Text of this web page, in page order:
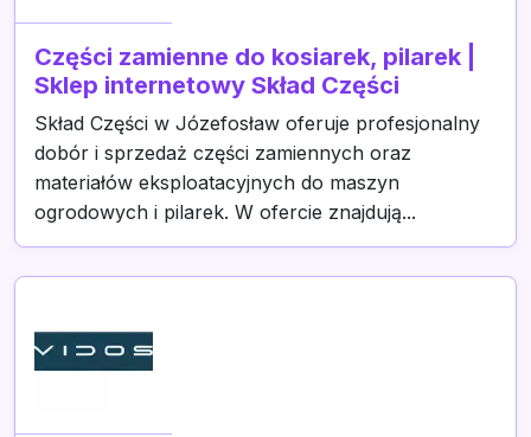
Części zamienne do kosiarek, pilarek |
Sklep internetowy Skład Części
Skład Części w Józefosław oferuje profesjonalny
dobór i sprzedaż części zamiennych oraz
materiałów eksploatacyjnych do maszyn
ogrodowych i pilarek. W ofercie znajdują...